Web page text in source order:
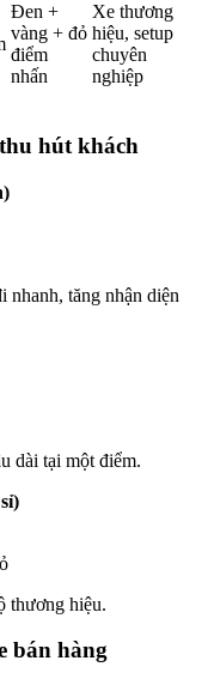
Đen +
vàng + đỏ
điểm
nhấn
Xe thương
hiệu, setup
chuyên
nghiệp
hút khách
nhanh, tăng nhận diện
dài tại một điểm.
thương hiệu.
bán hàng